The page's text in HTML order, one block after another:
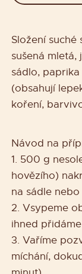
Složení suché
sušená mletá,
sádlo,
(obsahují
koření,
Návod na
1. 500 g
hovězího)
na sádle nebo
2. Vsypeme
ihned
3. Vaříme
míchání,